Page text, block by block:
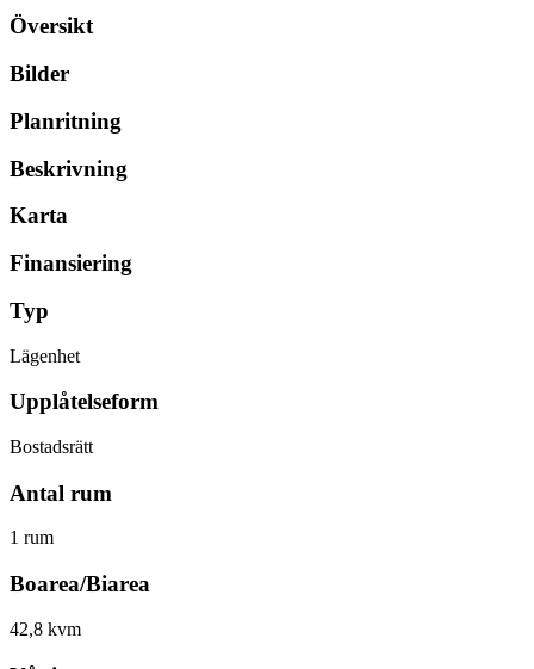
Översikt
Bilder
Planritning
Beskrivning
Karta
Finansiering
Typ
Lägenhet
Upplåtelseform
Bostadsrätt
Antal rum
1 rum
Boarea/Biarea
42,8 kvm